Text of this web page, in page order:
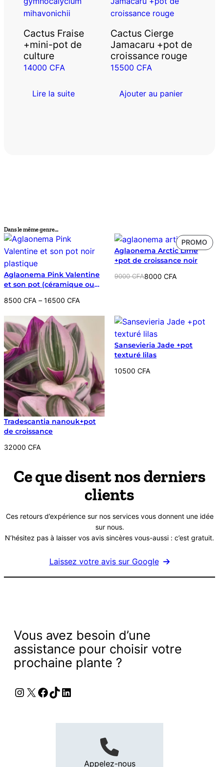
Cactus Fraise
+mini-pot de
culture
14000 CFA
Lire la suite
Cactus Cierge
Jamacaru +pot de
croissance rouge
15500 CFA
Ajouter au panier
Dans le même genre…
Aglaonema Pink Valentine
et son pot (céramique ou
8500 CFA – 16500 CFA
Plage
prix :
8500 CFA
à
16500 CFA
PROMO
EN
Aglaonema Arctic Lime
+pot de croissance noir
9000CFA
Le
9000 CFA.
8000CFA
Le
8000 CFA.
Tradescantia nanouk+pot
de croissance
32000 CFA
Sansevieria Jade +pot
texturé lilas
10500CFA
Ce que disent nos derniers
clients
Ces retours d’expérience sur nos services vous donnent une idée
sur nous.
N’hésitez pas à laisser vos avis sincères vous-aussi : c’est gratuit.
Laissez votre avis sur Google
Vous avez besoin d’une
assistance pour choisir votre
prochaine plante ?
Instagram
X Facebook
TikTok
LinkedIn
Appelez-nous